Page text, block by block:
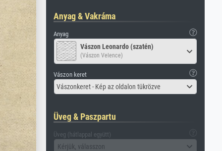
Anyag & Vakráma
Anyag
Vászon Leonardo (szatén)
(Vászon Velence)
Vászon keret
Vászonkeret - Kép az oldalon tükrözve
Üveg & Paszpartu
Üveg (hátlappal együtt)
Kérjük, válasszon